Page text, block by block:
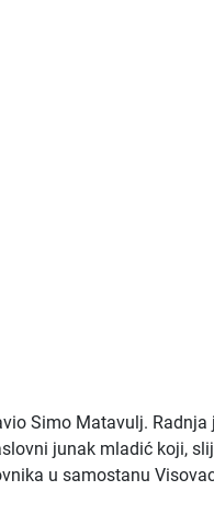
Simo Matavulj. Radnja
junak mladić koji,
u samostanu